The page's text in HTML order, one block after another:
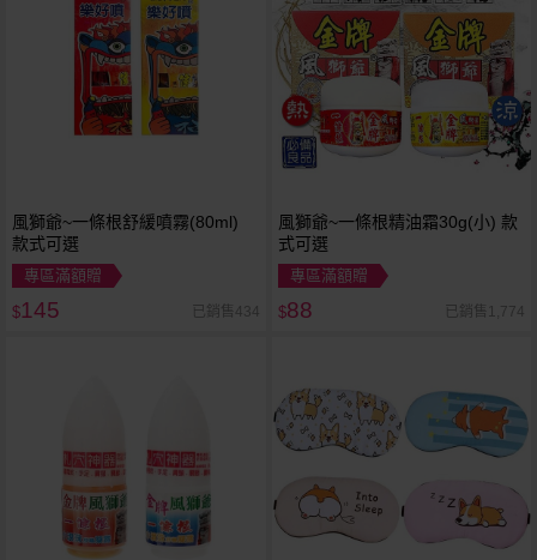
風獅爺~一條根舒緩噴霧(80ml)
款式可選
專區滿額贈
$145 已銷售434
風獅爺~一條根精油霜30g(小) 款
式可選
專區滿額贈
$88 已銷售1,774